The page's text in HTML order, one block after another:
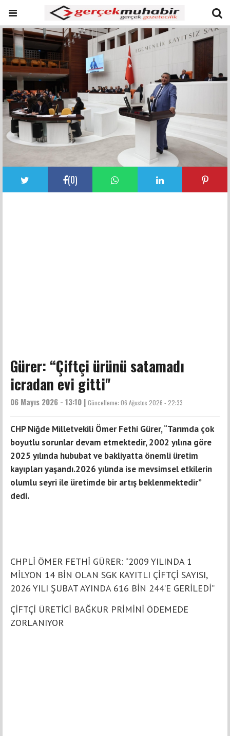
(0)
Gürer: “Çiftçi ürünü satamadı
icradan evi gitti"
06 Mayıs 2026 - 13:10 | Güncelleme: 06 Ağustos 2026 - 22:33
CHP Niğde Milletvekili Ömer Fethi Gürer, “Tarımda çok
boyutlu sorunlar devam etmektedir, 2002 yılına göre
2025 yılında hububat ve bakliyatta önemli üretim
kayıpları yaşandı.2026 yılında ise mevsimsel etkilerin
olumlu seyri ile üretimde bir artış beklenmektedir”
dedi.
CHPLİ ÖMER FETHİ GÜRER: “2009 YILINDA 1
MİLYON 14 BİN OLAN SGK KAYITLI ÇİFTÇİ SAYISI,
2026 YILI ŞUBAT AYINDA 616 BİN 244’E GERİLEDİ”
ÇİFTÇİ ÜRETİCİ BAĞKUR PRİMİNİ ÖDEMEDE
ZORLANIYOR